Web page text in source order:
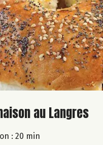
de la recette
au Langres
: 20 min